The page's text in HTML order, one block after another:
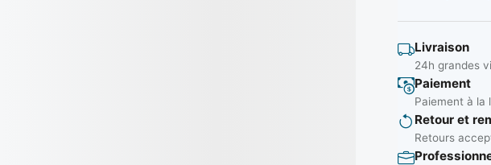
Livraison
24h grandes
Paiement
Paiement à la
Retour et
Retours